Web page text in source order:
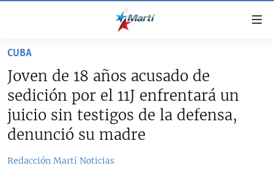
accesibilidad
al
contenido
principal
Ir
CUBA
CUBA
DERECHOS HUMANOS
ESTADOS UNIDOS
ESTADOS UNIDOS
AMÉRICA LATINA
CUBA
Joven de 18 años acusado de
sedición por el 11J enfrentará un
juicio sin testigos de la defensa,
denunció su madre
Redacción Martí Noticias